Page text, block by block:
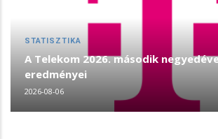
STATISZTIKA
A Telekom 2026. második
eredményei
2026-08-06